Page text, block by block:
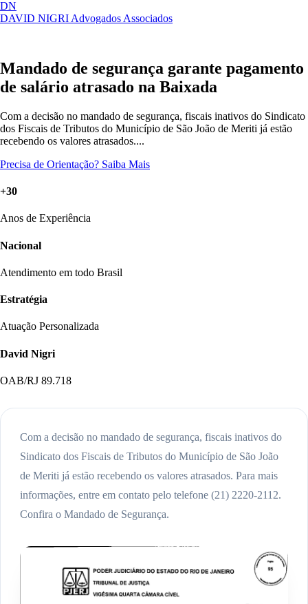
DN
DAVID NIGRI Advogados Associados
Artigos, sentenças, áreas de atuação,
Mandado de segurança garante pagamento
de salário atrasado na Baixada
Com a decisão no mandado de segurança, fiscais inativos do Sindicato
dos Fiscais de Tributos do Município de São João de Meriti já estão
recebendo os valores atrasados....
Precisa de Orientação? Saiba Mais
+30
Anos de Experiência
Nacional
Atendimento em todo Brasil
Estratégia
Atuação Personalizada
David Nigri
OAB/RJ 89.718
Com a decisão no mandado de segurança, fiscais inativos do
Sindicato dos Fiscais de Tributos do Município de São João
de Meriti já estão recebendo os valores atrasados. Para mais
informações, entre em contato pelo telefone (21) 2220-2112.
Confira o Mandado de Segurança.